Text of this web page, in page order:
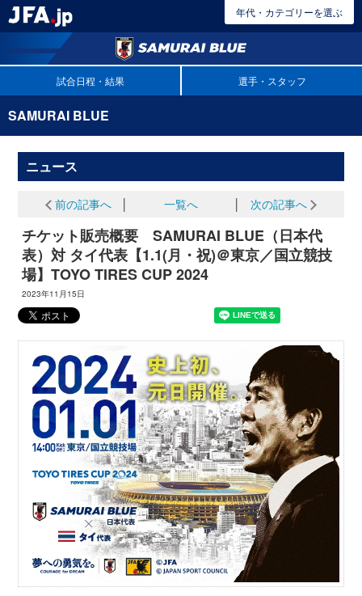
年代・カテゴリーを選ぶ
試合日程・結果 選手・スタッフ
SAMURAI BLUE
ニュース
前の記事へ 一覧へ 次の記事へ
チケット販売概要 SAMURAI BLUE（日本代
表）対 タイ代表【1.1(月・祝)＠東京／国立競技
場】TOYO TIRES CUP 2024
2023年11月15日